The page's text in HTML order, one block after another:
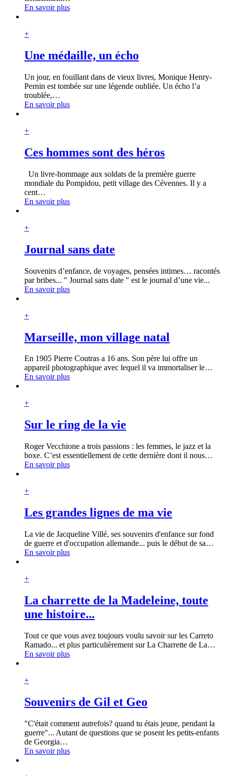
En savoir plus
+
Une médaille, un écho
Un jour, en fouillant dans de vieux livres, Monique Henry-
Pernin est tombée sur une légende oubliée. Un écho l’a
troublée,…
En savoir plus
+
Ces hommes sont des héros
Un livre-hommage aux soldats de la première guerre
mondiale du Pompidou, petit village des Cévennes. Il y a
cent…
En savoir plus
+
Journal sans date
Souvenirs d’enfance, de voyages, pensées intimes… racontés
par bribes... " Journal sans date " est le journal d’une vie...
En savoir plus
+
Marseille, mon village natal
En 1905 Pierre Coutras a 16 ans. Son père lui offre un
appareil photographique avec lequel il va immortaliser le…
En savoir plus
+
Sur le ring de la vie
Roger Vecchione a trois passions : les femmes, le jazz et la
boxe. C’est essentiellement de cette dernière dont il nous…
En savoir plus
+
Les grandes lignes de ma vie
La vie de Jacqueline Villé, ses souvenirs d'enfance sur fond
de guerre et d'occupation allemande... puis le début de sa…
En savoir plus
+
La charrette de la Madeleine, toute
une histoire...
Tout ce que vous avez toujours voulu savoir sur les Carreto
Ramado... et plus particulièrement sur La Charrette de La…
En savoir plus
+
Souvenirs de Gil et Geo
"C'était comment autrefois? quand tu étais jeune, pendant la
guerre"... Autant de questions que se posent les petits-enfants
de Georgia…
En savoir plus